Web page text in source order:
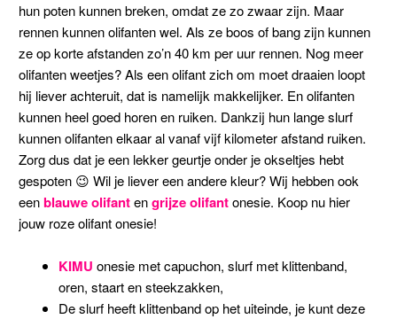
hun poten kunnen breken, omdat ze zo zwaar zijn. Maar
rennen kunnen olifanten wel. Als ze boos of bang zijn kunnen
ze op korte afstanden zo’n 40 km per uur rennen. Nog meer
olifanten weetjes? Als een olifant zich om moet draaien loopt
hij liever achteruit, dat is namelijk makkelijker. En olifanten
kunnen heel goed horen en ruiken. Dankzij hun lange slurf
kunnen olifanten elkaar al vanaf vijf kilometer afstand ruiken.
Zorg dus dat je een lekker geurtje onder je okseltjes hebt
gespoten 😉 Wil je liever een andere kleur? Wij hebben ook
eenblauwe olifantengrijze olifantonesie. Koop nu hier
jouw roze olifant onesie!
KIMU onesie met capuchon, slurf met klittenband,
oren, staart en steekzakken,
De slurf heeft klittenband op het uiteinde, je kunt deze